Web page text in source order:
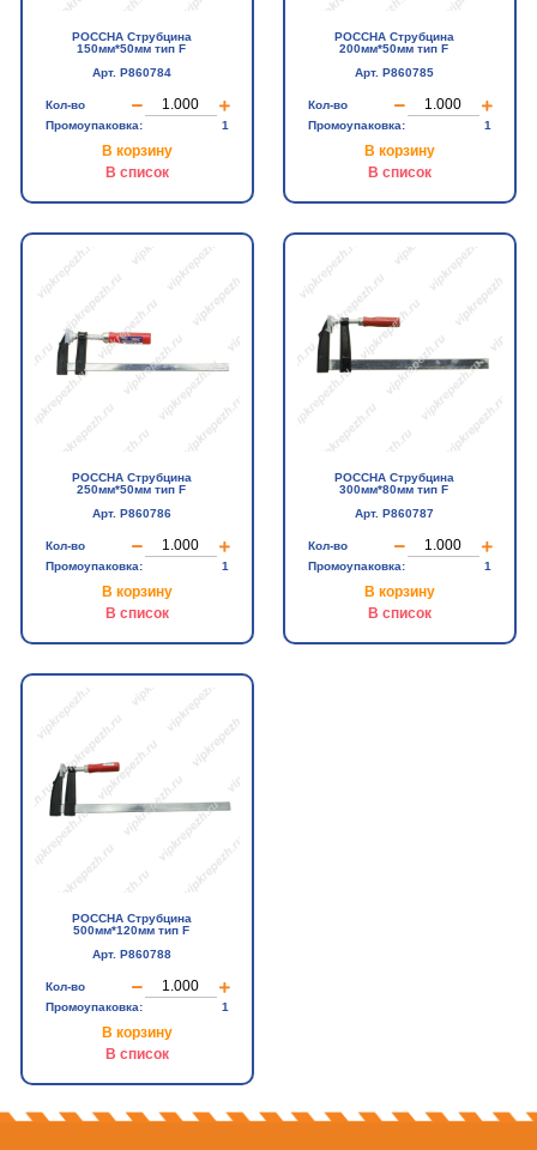
РОССНА Струбцина
150мм*50мм тип F
Арт. Р860784
Кол-во
Промоупаковка:
1
В корзину
В список
РОССНА Струбцина
200мм*50мм тип F
Арт. Р860785
Кол-во
Промоупаковка:
1
В корзину
В список
РОССНА Струбцина
250мм*50мм тип F
Арт. Р860786
Кол-во
Промоупаковка:
1
В корзину
В список
РОССНА Струбцина
300мм*80мм тип F
Арт. Р860787
Кол-во
Промоупаковка:
1
В корзину
В список
РОССНА Струбцина
500мм*120мм тип F
Арт. Р860788
Кол-во
Промоупаковка:
1
В корзину
В список